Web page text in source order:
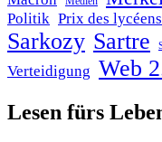
Politik Prix des lycéens
Sarkozy Sartre
Verteidigung Web
Lesen fürs